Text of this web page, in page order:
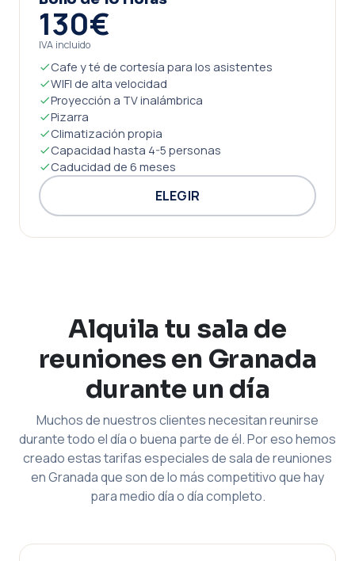
130€
IVA incluido
Cafe y té de cortesía para los asistentes
WIFI de alta velocidad
Proyección a TV inalámbrica
Pizarra
Climatización propia
Capacidad hasta 4-5 personas
Caducidad de 6 meses
ELEGIR
Alquila tu sala de
reuniones en Granada
durante un día
Muchos de nuestros clientes necesitan reunirse
durante todo el día o buena parte de él. Por eso hemos
creado estas tarifas especiales de sala de reuniones
en Granada que son de lo más competitivo que hay
para medio día o día completo.